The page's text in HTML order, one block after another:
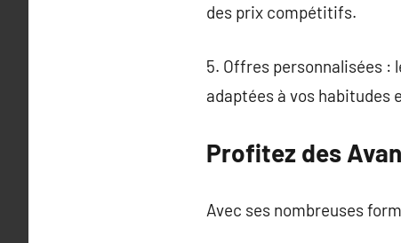
des prix compétitifs.
5. Offres personnalisées
adaptées à vos habitudes
Profitez des
Avec ses nombreuses